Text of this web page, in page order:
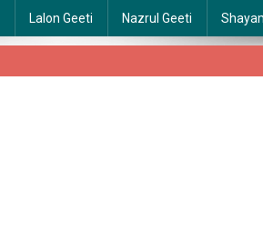
Lalon Geeti Nazrul Geeti